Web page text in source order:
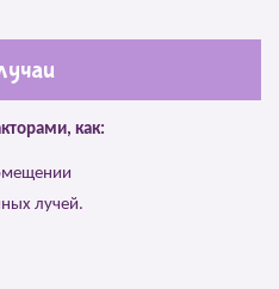
как:
лучей.